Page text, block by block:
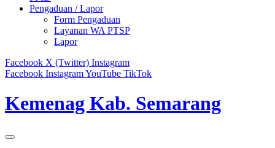
Pengaduan / Lapor
Form Pengaduan
Layanan WA PTSP
Lapor
Facebook X (Twitter) Instagram
Facebook InstagramYouTube TikTok
Kemenag Kab. Semarang